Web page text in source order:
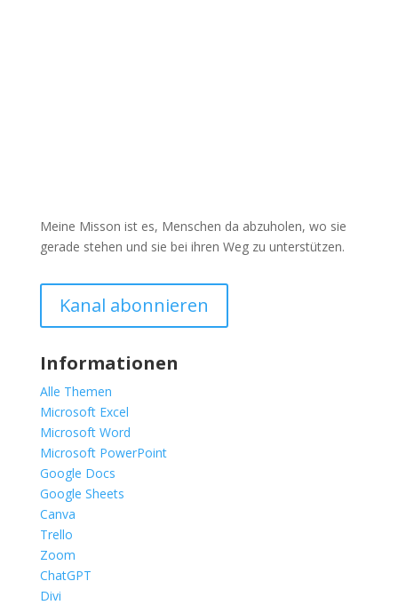
Meine Misson ist es, Menschen da abzuholen, wo sie
gerade stehen und sie bei ihren Weg zu unterstützen.
Kanal abonnieren
Informationen
Alle Themen
Microsoft Excel
Microsoft Word
Microsoft PowerPoint
Google Docs
Google Sheets
Canva
Trello
Zoom
ChatGPT
Divi